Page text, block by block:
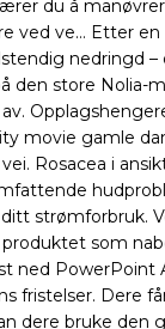
du å
ved ve… Etter en
nedringd
den store Nolia-
movie gamle
Rosacea i
strømforbruk.
som
ned PowerPoint
fristelser. Dere
dere bruke den